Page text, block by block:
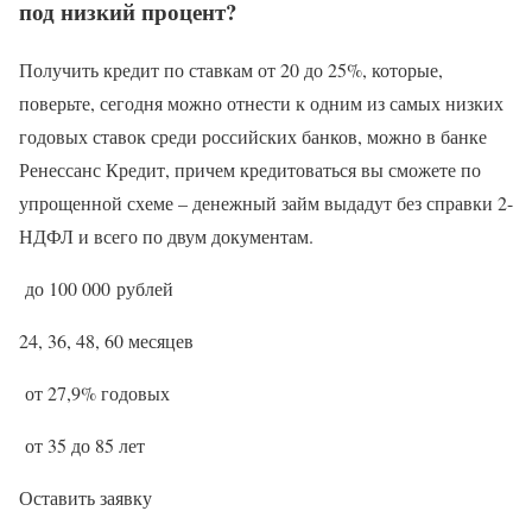
под низкий процент?
Получить кредит по ставкам от 20 до 25%, которые,
поверьте, сегодня можно отнести к одним из самых низких
годовых ставок среди российских банков, можно в банке
Ренессанс Кредит, причем кредитоваться вы сможете по
упрощенной схеме – денежный займ выдадут без справки 2-
НДФЛ и всего по двум документам.
до 100 000 рублей
24, 36, 48, 60 месяцев
от 27,9% годовых
от 35 до 85 лет
Оставить заявку